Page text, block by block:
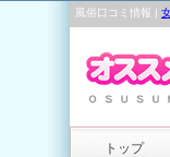
風俗口コミ情報 |
トップ